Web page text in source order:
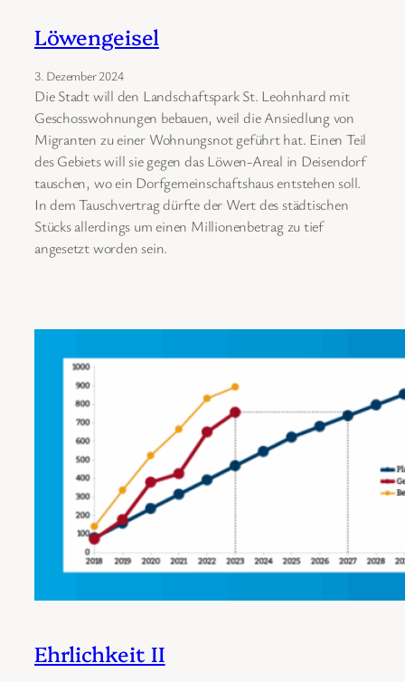
Löwengeisel
3. Dezember 2024
Die Stadt will den Landschaftspark St. Leohnhard mit
Geschosswohnungen bebauen, weil die Ansiedlung von
Migranten zu einer Wohnungsnot geführt hat. Einen Teil
des Gebiets will sie gegen das Löwen-Areal in Deisendorf
tauschen, wo ein Dorfgemeinschaftshaus entstehen soll.
In dem Tauschvertrag dürfte der Wert des städtischen
Stücks allerdings um einen Millionenbetrag zu tief
angesetzt worden sein.
Ehrlichkeit II